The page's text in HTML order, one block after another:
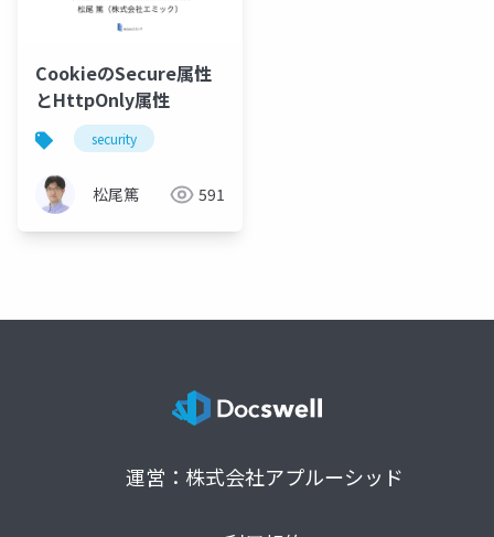
CookieのSecure属性
とHttpOnly属性
security
松尾篤 591
運営：株式会社アプルーシッド